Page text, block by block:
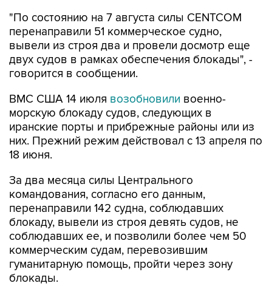
"По состоянию на 7 августа силы CENTCOM
перенаправили 51 коммерческое судно,
вывели из строя два и провели досмотр еще
двух судов в рамках обеспечения блокады", -
говорится в сообщении.
ВМС США 14 июля возобновили военно-
морскую блокаду судов, следующих в
иранские порты и прибрежные районы или из
них. Прежний режим действовал с 13 апреля по
18 июня.
За два месяца силы Центрального
командования, согласно его данным,
перенаправили 142 судна, соблюдавших
блокаду, вывели из строя девять судов, не
соблюдавших ее, и позволили более чем 50
коммерческим судам, перевозившим
гуманитарную помощь, пройти через зону
блокады.